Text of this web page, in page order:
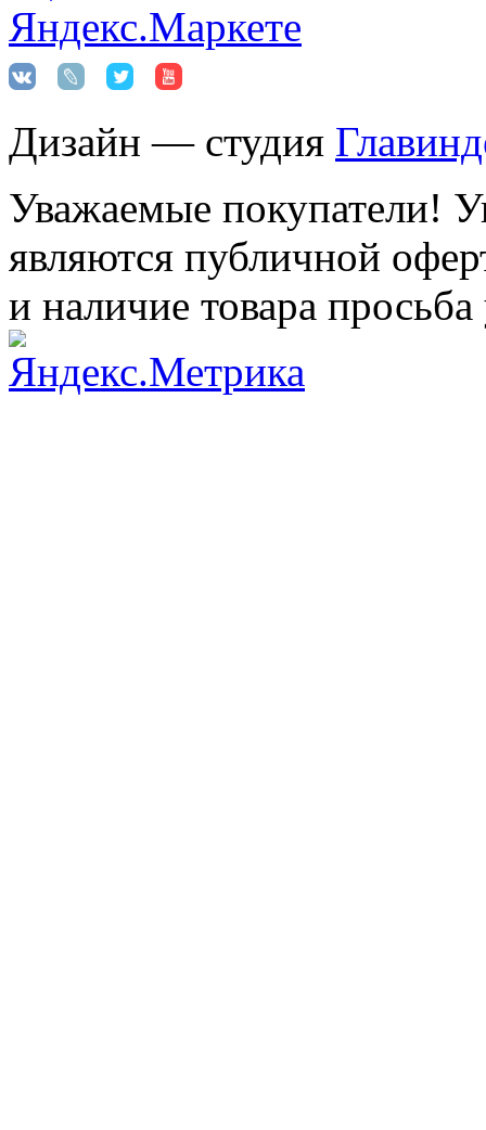
Дизайн — студия
Уважаемые покупатели!
являются публичной
и наличие товара